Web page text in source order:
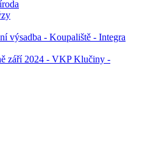
výsadba - Koupaliště - Integra
září 2024 - VKP Klučiny -